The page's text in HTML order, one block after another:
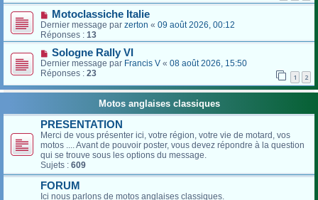
Motoclassiche Italie
Dernier message par zerton « 09 août 2026, 00:12
Réponses : 13
Sologne Rally VI
Dernier message par Francis V « 08 août 2026, 15:50
Réponses : 23 1 2
Motos anglaises classiques
PRESENTATION
Merci de vous présenter ici, votre région, votre vie de motard, vos
motos .... Avant de pouvoir poster, vous devez répondre à la question
qui se trouve sous les options du message.
Sujets : 609
FORUM
Ici nous parlons de motos anglaises classiques.